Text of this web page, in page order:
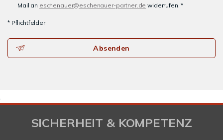
Mail an eschenauer@eschenauer-partner.de widerrufen. *
* Pflichtfelder
Absenden
.
SICHERHEIT & KOMPETENZ